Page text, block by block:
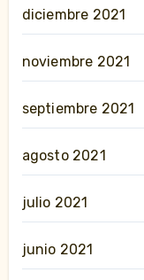
diciembre 2021
noviembre 2021
septiembre 2021
agosto 2021
julio 2021
junio 2021